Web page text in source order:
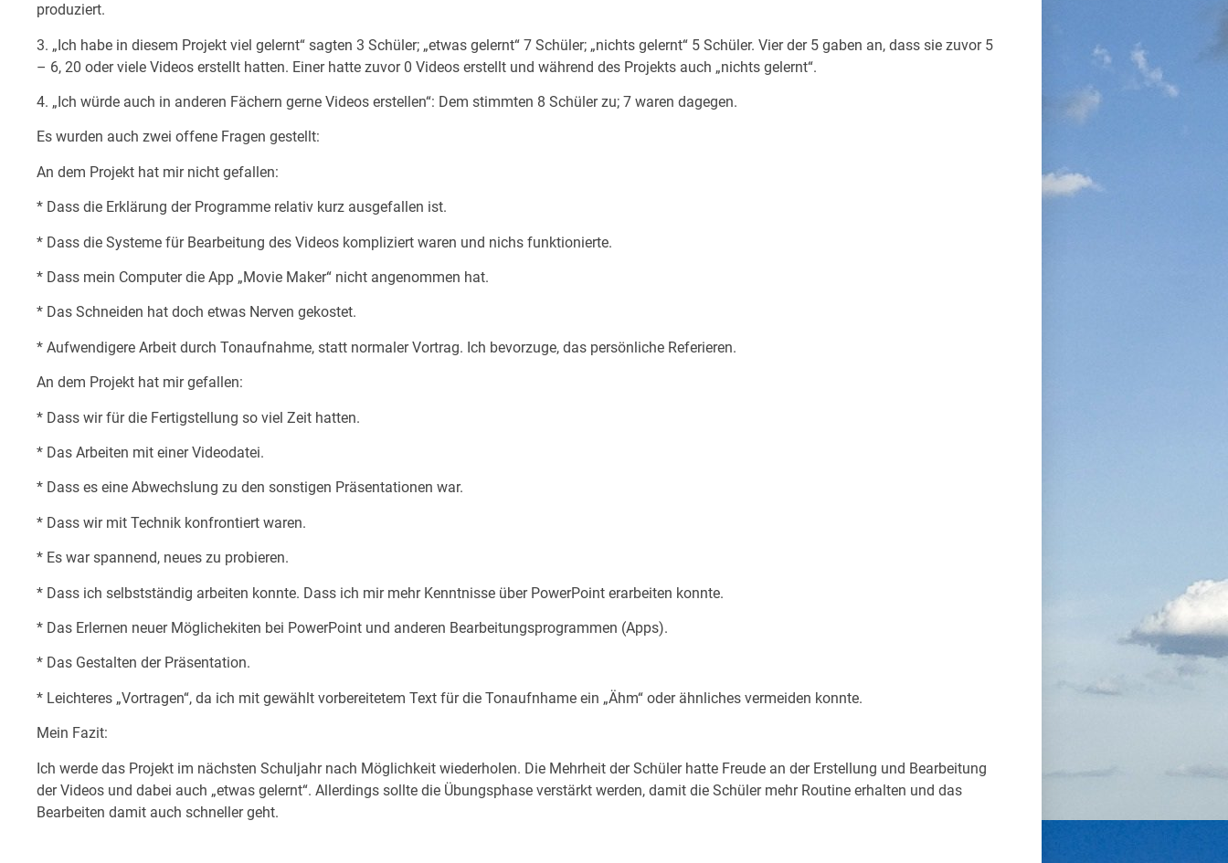
produziert.
3. „Ich habe in diesem Projekt viel gelernt“ sagten 3 Schüler; „etwas gelernt“ 7 Schüler; „nichts gelernt“ 5 Schüler. Vier der 5 gaben an, dass sie zuvor 5
– 6, 20 oder viele Videos erstellt hatten. Einer hatte zuvor 0 Videos erstellt und während des Projekts auch „nichts gelernt“.
4. „Ich würde auch in anderen Fächern gerne Videos erstellen“: Dem stimmten 8 Schüler zu; 7 waren dagegen.
Es wurden auch zwei offene Fragen gestellt:
An dem Projekt hat mir nicht gefallen:
* Dass die Erklärung der Programme relativ kurz ausgefallen ist.
* Dass die Systeme für Bearbeitung des Videos kompliziert waren und nichs funktionierte.
* Dass mein Computer die App „Movie Maker“ nicht angenommen hat.
* Das Schneiden hat doch etwas Nerven gekostet.
* Aufwendigere Arbeit durch Tonaufnahme, statt normaler Vortrag. Ich bevorzuge, das persönliche Referieren.
An dem Projekt hat mir gefallen:
* Dass wir für die Fertigstellung so viel Zeit hatten.
* Das Arbeiten mit einer Videodatei.
* Dass es eine Abwechslung zu den sonstigen Präsentationen war.
* Dass wir mit Technik konfrontiert waren.
* Es war spannend, neues zu probieren.
* Dass ich selbstständig arbeiten konnte. Dass ich mir mehr Kenntnisse über PowerPoint erarbeiten konnte.
* Das Erlernen neuer Möglichekiten bei PowerPoint und anderen Bearbeitungsprogrammen (Apps).
* Das Gestalten der Präsentation.
* Leichteres „Vortragen“, da ich mit gewählt vorbereitetem Text für die Tonaufnhame ein „Ähm“ oder ähnliches vermeiden konnte.
Mein Fazit:
Ich werde das Projekt im nächsten Schuljahr nach Möglichkeit wiederholen. Die Mehrheit der Schüler hatte Freude an der Erstellung und Bearbeitung
der Videos und dabei auch „etwas gelernt“. Allerdings sollte die Übungsphase verstärkt werden, damit die Schüler mehr Routine erhalten und das
Bearbeiten damit auch schneller geht.